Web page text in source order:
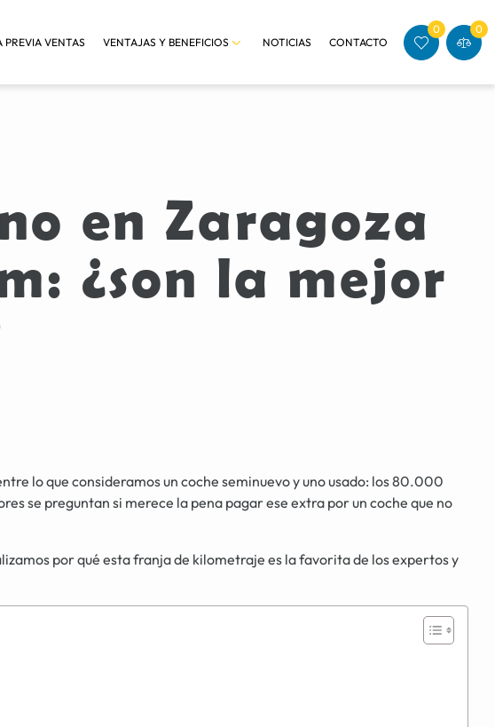
PREVIA VENTAS VENTAJAS Y BENEFICIOS NOTICIAS CONTACTO
0 0
en Zaragoza
¿son la mejor
lo que consideramos un coche seminuevo y uno usado: los 80.000
se preguntan si merece la pena pagar ese extra por un coche que no
por qué esta franja de kilometraje es la favorita de los expertos y